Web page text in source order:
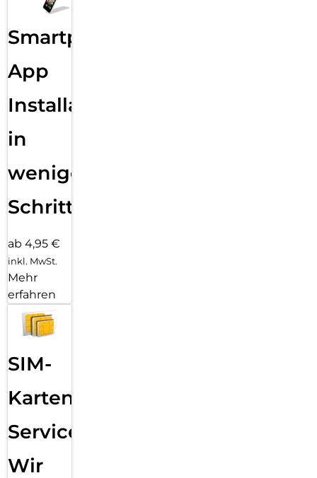
Smartphone
App
Installation
in
wenigen
Schritten
ab 4,95 €
inkl. MwSt.
Mehr
erfahren
SIM-
Karten
Service:
Wir